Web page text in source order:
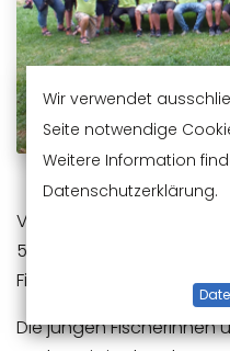
Voller Begeisterung
5.–7. August das
Fischerjugend in Legau.
Die jungen Fischerinnen
Wir verwendet
Seite notwendige
Weitere Information
Datenschutzerklärung.